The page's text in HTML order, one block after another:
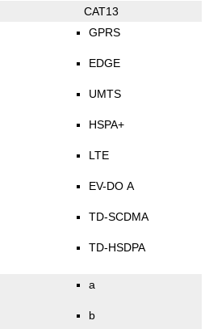
CAT13
GPRS
EDGE
UMTS
HSPA+
LTE
EV-DO A
TD-SCDMA
TD-HSDPA
a
b